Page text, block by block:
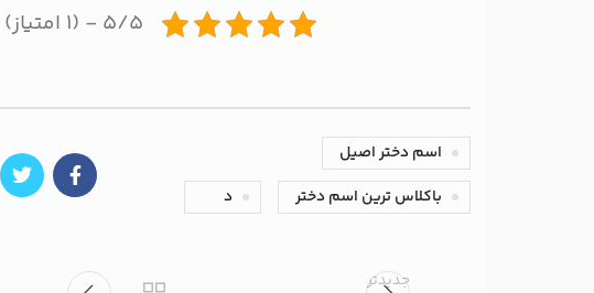
۵/۵ - (۱ امتیاز)
اسم دختر اصیل
باکلاس ترین اسم دختر
د
جدیدتر